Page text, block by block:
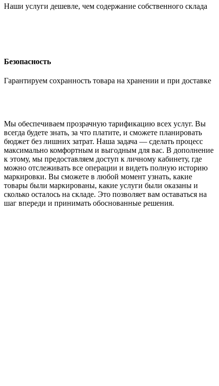
Наши услуги дешевле, чем содержание собственного склада
Безопасность
Гарантируем сохранность товара на хранении и при доставке
Мы обеспечиваем прозрачную тарификацию всех услуг. Вы
всегда будете знать, за что платите, и сможете планировать
бюджет без лишних затрат. Наша задача — сделать процесс
максимально комфортным и выгодным для вас. В дополнение
к этому, мы предоставляем доступ к личному кабинету, где
можно отслеживать все операции и видеть полную историю
маркировки. Вы сможете в любой момент узнать, какие
товары были маркированы, какие услуги были оказаны и
сколько осталось на складе. Это позволяет вам оставаться на
шаг впереди и принимать обоснованные решения.